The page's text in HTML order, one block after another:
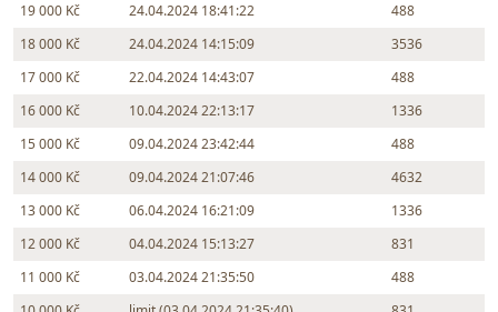
19 000 Kč
24.04.2024 18:41:22
488
18 000 Kč
24.04.2024 14:15:09
3536
17 000 Kč
22.04.2024 14:43:07
488
16 000 Kč
10.04.2024 22:13:17
1336
15 000 Kč
09.04.2024 23:42:44
488
14 000 Kč
09.04.2024 21:07:46
4632
13 000 Kč
06.04.2024 16:21:09
1336
12 000 Kč
04.04.2024 15:13:27
831
11 000 Kč
03.04.2024 21:35:50
488